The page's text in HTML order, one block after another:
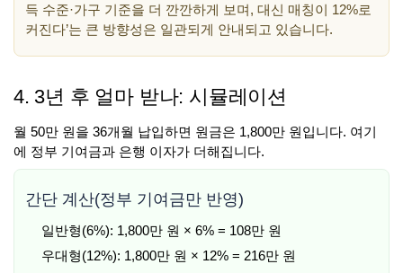
득 수준·가구 기준을 더 깐깐하게 보며, 대신 매칭이 12%로
커진다’는 큰 방향성은 일관되게 안내되고 있습니다.
4. 3년 후 얼마 받나: 시뮬레이션
월 50만 원을 36개월 납입하면 원금은 1,800만 원입니다. 여기
에 정부 기여금과 은행 이자가 더해집니다.
간단 계산(정부 기여금만 반영)
일반형(6%): 1,800만 원 × 6% = 108만 원
우대형(12%): 1,800만 원 × 12% = 216만 원